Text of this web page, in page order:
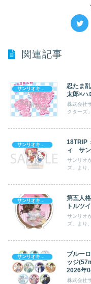
関連記事
サンリオキャラクターズ
忍たま
太郎×ハ
株式会社
クターズ
サンリオキャラクターズ
18TRIP
ィ サン
サンリオ
ズ」より
第五人
トルツ
サンリオ
ズ」より
ブルー
ッジ
2026年
株式会社